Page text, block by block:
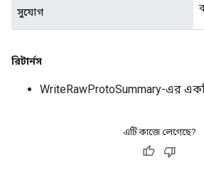
সুযোগ
রিটার্নস
WriteRawProtoSummary-এর
এটি কাজে লেগেছে?